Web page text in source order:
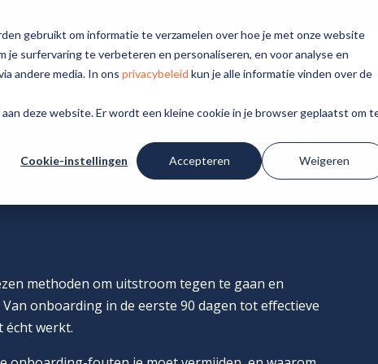
gebruikt om informatie te verzamelen over hoe je met onze website
surfervaring te verbeteren en personaliseren, en voor analyse en
andere media. In ons privacybeleid kun je alle informatie vinden over de
deze website. Er wordt een kleine cookie in je browser geplaatst om
Cookie-instellingen Accepteren Weigeren
Haal het goud op en creëer ambassadeurs
Sibi is er voor...
Ziekenhuiszorg
Gehandicaptenzorg
Kennis
Gebruik kennis in jouw organisatie
Over ons
Welke knappe koppen werken bij Sibi
methoden om uitstroom tegen te gaan en
onboarding in de eerste 90 dagen tot effectieve
écht werkt.